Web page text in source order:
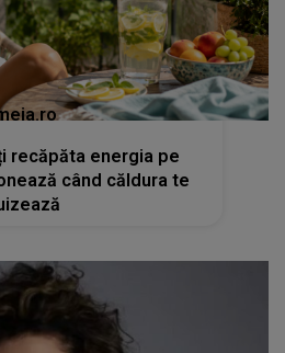
recăpăta energia pe
când căldura te